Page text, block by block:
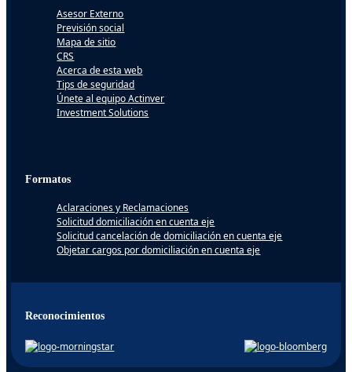
Asesor Externo
Previsión social
Mapa de sitio
CRS
Acerca de esta web
Tips de seguridad
Únete al equipo Actinver
Investment Solutions
Formatos
Aclaraciones y Reclamaciones
Solicitud domiciliación en cuenta eje
Solicitud cancelación de domiciliación en cuenta eje
Objetar cargos por domiciliación en cuenta eje
Reconocimientos